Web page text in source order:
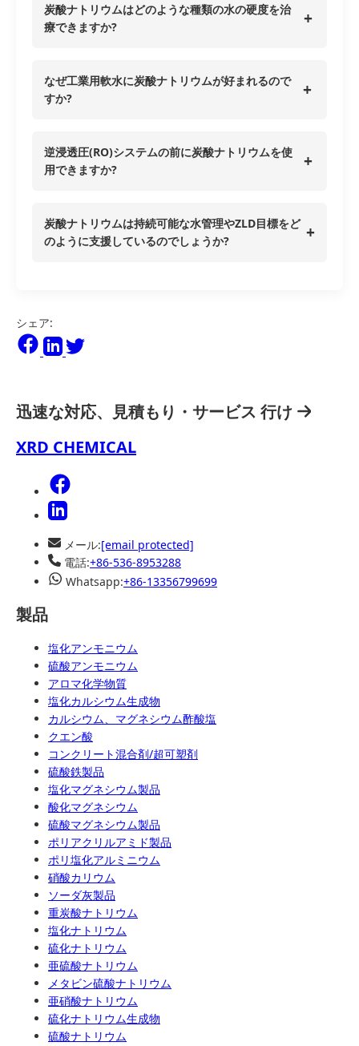
炭酸ナトリウムはどのような種類の水の硬度を治
療できますか?
+
なぜ工業用軟水に炭酸ナトリウムが好まれるので
すか?
+
逆浸透圧(RO)システムの前に炭酸ナトリウムを使
用できますか?
+
炭酸ナトリウムは持続可能な水管理やZLD目標をど
のように支援しているのでしょうか?
+
シェア:
迅速な対応、見積もり・サービス 行け
XRD CHEMICAL
メール:[email protected]
電話:+86-536-8953288
Whatsapp:+86-13356799699
製品
塩化アンモニウム
硫酸アンモニウム
アロマ化学物質
塩化カルシウム生成物
カルシウム、マグネシウム酢酸塩
クエン酸
コンクリート混合剤/超可塑剤
硫酸鉄製品
塩化マグネシウム製品
酸化マグネシウム
硫酸マグネシウム製品
ポリアクリルアミド製品
ポリ塩化アルミニウム
硝酸カリウム
ソーダ灰製品
重炭酸ナトリウム
塩化ナトリウム
硫化ナトリウム
亜硫酸ナトリウム
メタビン硫酸ナトリウム
亜硝酸ナトリウム
硫化ナトリウム生成物
硫酸ナトリウム